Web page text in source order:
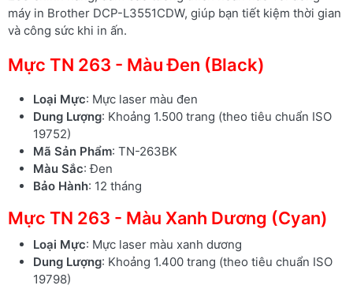
máy in Brother DCP-L3551CDW, giúp bạn tiết kiệm thời gian
và công sức khi in ấn.
Mực TN 263 - Màu Đen (Black)
Loại Mực: Mực laser màu đen
Dung Lượng: Khoảng 1.500 trang (theo tiêu chuẩn ISO
19752)
Mã Sản Phẩm: TN-263BK
Màu Sắc: Đen
Bảo Hành: 12 tháng
Mực TN 263 - Màu Xanh Dương (Cyan)
Loại Mực: Mực laser màu xanh dương
Dung Lượng: Khoảng 1.400 trang (theo tiêu chuẩn ISO
19798)